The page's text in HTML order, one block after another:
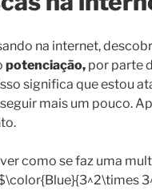
na internet,
potenciação, por parte
significa que estou
mais um pouco.
como se faz uma